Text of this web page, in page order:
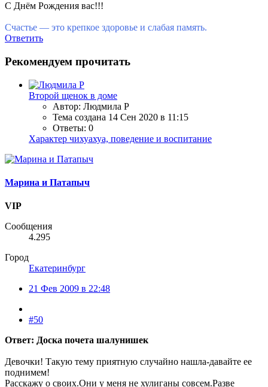
С Днём Рождения вас!!!
Счастье — это крепкое здоровье и слабая память.
Ответить
Рекомендуем прочитать
Второй щенок в доме
Автор: Людмила Р
Тема создана 14 Сен 2020 в 11:15
Ответы: 0
Характер чихуахуа, поведение и воспитание
Марина и Патапыч
VIP
Сообщения
4.295
Город
Екатеринбург
21 Фев 2009 в 22:48
#50
Ответ: Доска почета шалунишек
Девочки! Такую тему приятную случайно нашла-давайте ее
поднимем!
Расскажу о своих.Они у меня не хулиганы совсем.Разве